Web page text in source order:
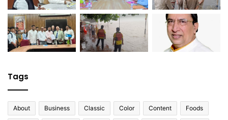
Tags
About Business Classic Color Content Foods